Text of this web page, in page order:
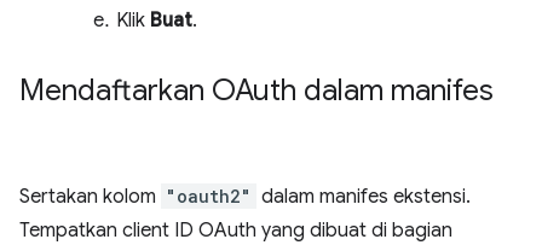
Klik Buat.
Mendaftarkan OAuth dalam manifes
Sertakan kolom "oauth2" dalam manifes ekstensi.
Tempatkan client ID OAuth yang dibuat di bagian